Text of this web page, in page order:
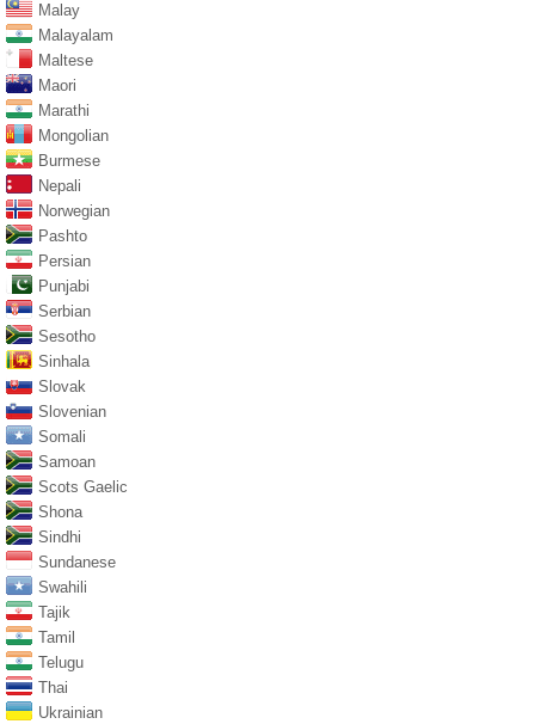
Malay
Malayalam
Maltese
Maori
Marathi
Mongolian
Burmese
Nepali
Norwegian
Pashto
Persian
Punjabi
Serbian
Sesotho
Sinhala
Slovak
Slovenian
Somali
Samoan
Scots Gaelic
Shona
Sindhi
Sundanese
Swahili
Tajik
Tamil
Telugu
Thai
Ukrainian